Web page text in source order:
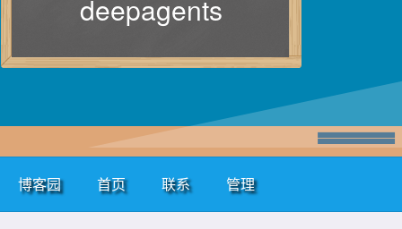
deepagents
博客园 首页 联系 管理